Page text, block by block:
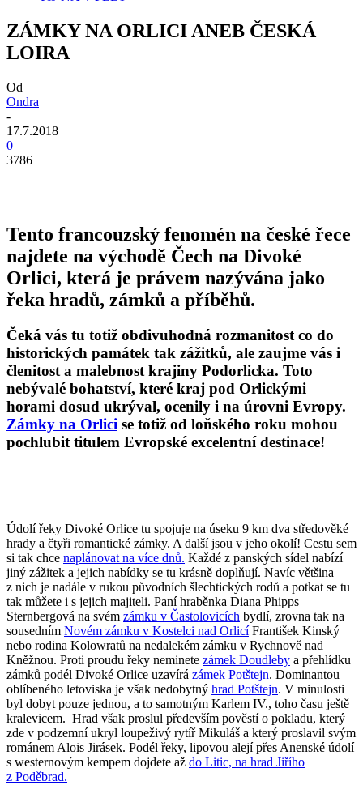
ZÁMKY NA ORLICI ANEB ČESKÁ
LOIRA
Od
Ondra
-
17.7.2018
0
3786
Tento francouzský fenomén na české řece
najdete na východě Čech na Divoké
Orlici, která je právem nazývána jako
řeka hradů, zámků a příběhů.
Čeká vás tu totiž obdivuhodná rozmanitost co do
historických památek tak zážitků, ale zaujme vás i
členitost a malebnost krajiny Podorlicka. Toto
nebývalé bohatství, které kraj pod Orlickými
horami dosud ukrýval, ocenily i na úrovni Evropy.
Zámky na Orlici se totiž od loňského roku mohou
pochlubit titulem Evropské excelentní destinace!
Údolí řeky Divoké Orlice tu spojuje na úseku 9 km dva středověké
hrady a čtyři romantické zámky. A další jsou v jeho okolí! Cestu sem
si tak chce naplánovat na více dnů. Každé z panských sídel nabízí
jiný zážitek a jejich nabídky se tu krásně doplňují. Navíc většina
z nich je nadále v rukou původních šlechtických rodů a potkat se tu
tak můžete i s jejich majiteli. Paní hraběnka Diana Phipps
Sternbergová na svém zámku v Častolovicích bydlí, zrovna tak na
sousedním Novém zámku v Kostelci nad OrlicíFrantišek Kinský
nebo rodina Kolowratů na nedalekém zámku v Rychnově nad
Kněžnou. Proti proudu řeky neminete zámek Doudleby a přehlídku
zámků podél Divoké Orlice uzavírá zámek Potštejn. Dominantou
oblíbeného letoviska je však nedobytný hrad Potštejn. V minulosti
byl dobyt pouze jednou, a to samotným Karlem IV., toho času ještě
kralevicem. Hrad však proslul především pověstí o pokladu, který
zde v podzemní ukryl loupeživý rytíř Mikuláš a který proslavil svým
románem Alois Jirásek. Podél řeky, lipovou alejí přes Anenské údolí
s westernovým kempem dojdete až do Litic, na hrad Jiřího
z Poděbrad.